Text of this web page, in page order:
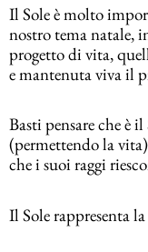
Il Sole è molto
nostro tema natale,
progetto di vita,
e mantenuta viva il
Basti pensare che è
(permettendo la
che i suoi raggi
Il Sole rappresenta